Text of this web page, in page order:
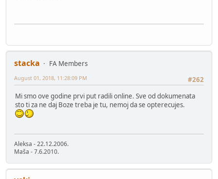
stacka
FA Members
#262
August 01, 2018, 11:28:09 PM
Mi smo ove godine prvi put radili online. Sve od dokumenata
sto ti za ne daj Boze treba je tu, nemoj da se opterecujes.
Aleksa - 22.12.2006.
Maša - 7.6.2010.